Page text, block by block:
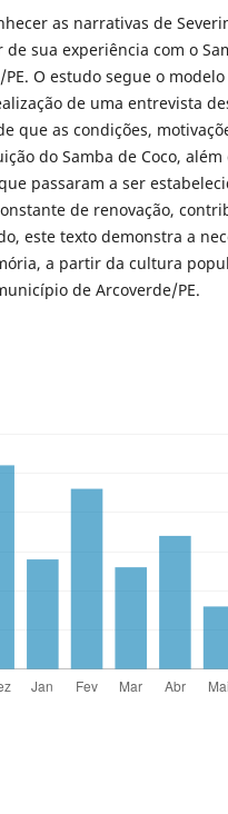
as narrativas de
sua experiência com o
O estudo segue o
de uma entrevista
que as condições,
do Samba de Coco,
passaram a ser
de renovação,
este texto demonstra a
a partir da cultura
de Arcoverde/PE.